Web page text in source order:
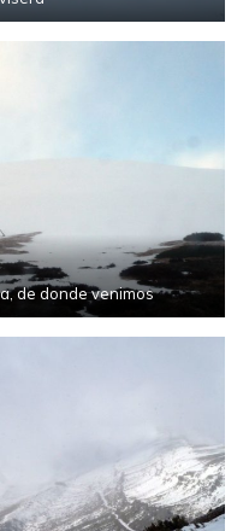
de donde venimos